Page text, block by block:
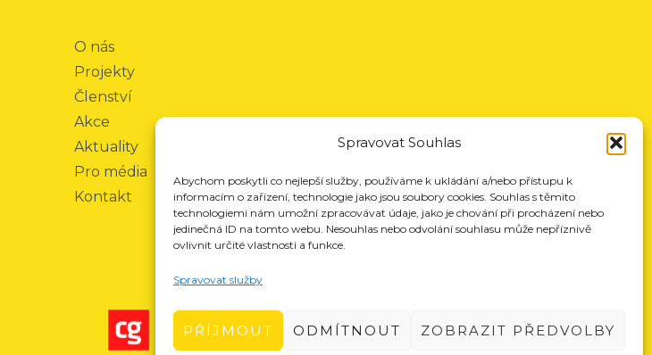
Spravovat Souhlas
Abychom poskytli co nejlepší služby, používáme k ukládání a/nebo přístupu k
informacím o zařízení, technologie jako jsou soubory cookies. Souhlas s těmito
technologiemi nám umožní zpracovávat údaje, jako je chování při procházení nebo
jedinečná ID na tomto webu. Nesouhlas nebo odvolání souhlasu může nepříznivě
ovlivnit určité vlastnosti a funkce.
Spravovat služby
PŘÍJMOUT ODMÍTNOUT ZOBRAZIT PŘEDVOLBY
O nás
Projekty
Členství
Akce
Aktuality
Pro média
Kontakt